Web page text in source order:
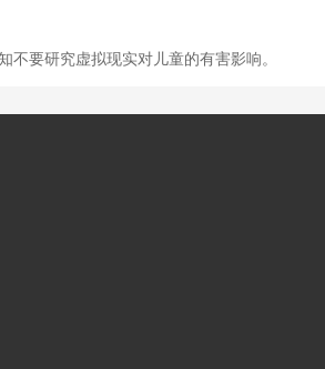
要研究虚拟现实对儿童的有害影响。